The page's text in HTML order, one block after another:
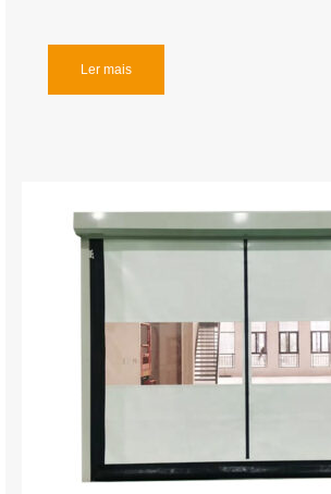
Ler mais